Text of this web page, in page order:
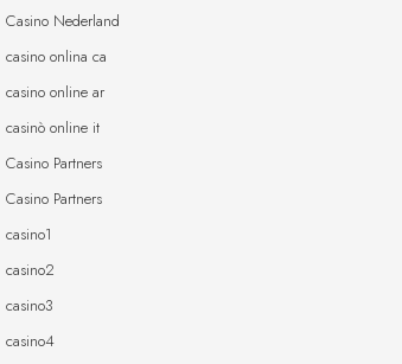
Casino Nederland
casino onlina ca
casino online ar
casinò online it
Casino Partners
Casino Partners
casino1
casino2
casino3
casino4